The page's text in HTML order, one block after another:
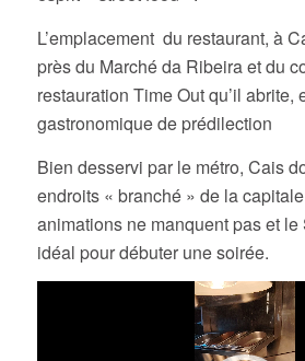
L’emplacement du restaurant, à
près du Marché da Ribeira et du
restauration Time Out qu’il abrite,
gastronomique de prédilection
Bien desservi par le métro, Cais
endroits « branché » de la
animations ne manquent pas et le
idéal pour débuter une soirée.